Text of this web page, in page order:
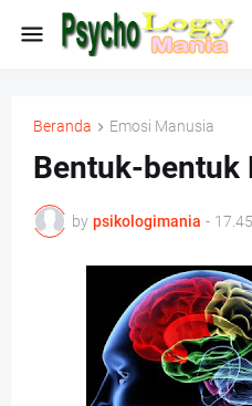
Beranda Emosi Manusia
Bentuk-bentuk
by psikologimania -